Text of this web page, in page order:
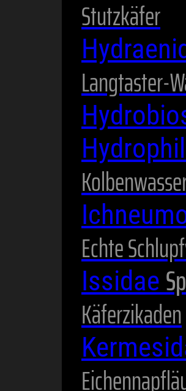
Stutzkäfer
Langtaster-
Echte
Issidae
Käferzikaden